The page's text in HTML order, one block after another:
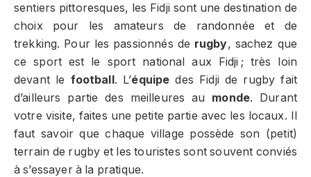
sentiers pittoresques, les Fidji sont une destination de
choix pour les amateurs de randonnée et de
trekking. Pour les passionnés de rugby, sachez que
ce sport est le sport national aux Fidji ; très loin
devant le football. L’équipe des Fidji de rugby fait
d’ailleurs partie des meilleures au monde. Durant
votre visite, faites une petite partie avec les locaux. Il
faut savoir que chaque village possède son (petit)
terrain de rugby et les touristes sont souvent conviés
à s’essayer à la pratique.